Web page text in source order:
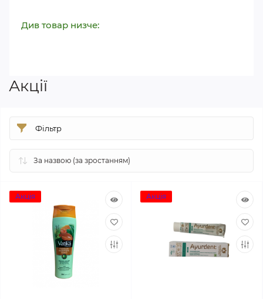
Див товар низче:
Акції
Фільтр
Акція Акція